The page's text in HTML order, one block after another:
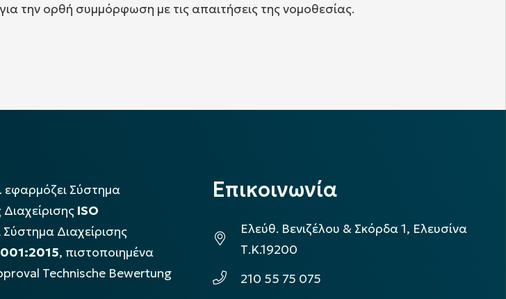
την ορθή συμμόρφωση με τις απαιτήσεις της νομοθεσίας.
Σύστημα
ISO
Σύστημα Διαχείρισης
, πιστοποιημένα
Technische Bewertung
Επικοινωνία
Ελεύθ. Βενιζέλου & Σκόρδα 1, Ελευσίνα
Τ.Κ.19200
210 55 75 075